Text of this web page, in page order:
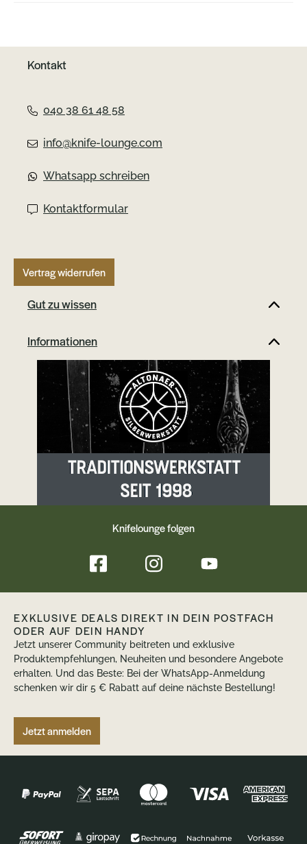
Kontakt
040 38 61 48 58
info@knife-lounge.com
Whatsapp schreiben
Kontaktformular
Vertrag widerrufen
Gut zu wissen
Informationen
Knifelounge folgen
EXKLUSIVE DEALS DIREKT IN DEIN POSTFACH
ODER AUF DEIN HANDY
Jetzt unserer Community beitreten und exklusive
Produktempfehlungen, Neuheiten und besondere Angebote
erhalten. Und das Beste: Bei der WhatsApp-Anmeldung
schenken wir dir 5 € Rabatt auf deine nächste Bestellung!
Jetzt anmelden